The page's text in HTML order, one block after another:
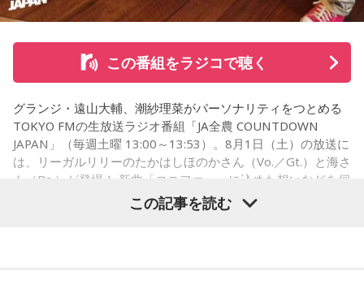
この番組をラジコで聴く
グランジ・遠山大輔、潮紗理菜がパーソナリティをつとめる
TOKYO FMの生放送ラジオ番組「JA全農 COUNTDOWN
JAPAN」（毎週土曜 13:00～13:53）。8月1日（土）の放送に
は、リーガルリリーのたかはしほのかさん（Vo.／Gt.）と海さ
ん（Ba.）が登場！ 新曲「コニファー」に込めた想いなどを伺
この記事を読む